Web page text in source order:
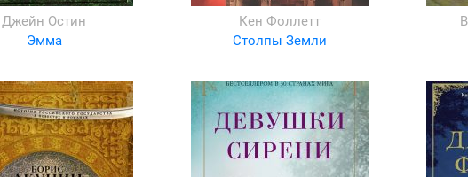
Джейн Остин
Эмма
Кен Фоллетт
Столпы Земли